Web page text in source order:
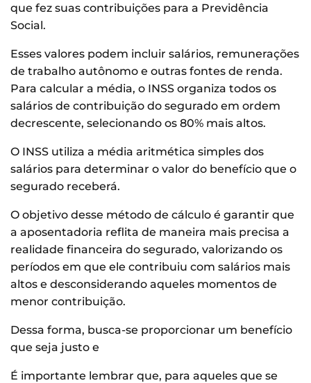
que fez suas contribuições para a Previdência
Social.
Esses valores podem incluir salários, remunerações
de trabalho autônomo e outras fontes de renda.
Para calcular a média, o INSS organiza todos os
salários de contribuição do segurado em ordem
decrescente, selecionando os 80% mais altos.
O INSS utiliza a média aritmética simples dos
salários para determinar o valor do benefício que o
segurado receberá.
O objetivo desse método de cálculo é garantir que
a aposentadoria reflita de maneira mais precisa a
realidade financeira do segurado, valorizando os
períodos em que ele contribuiu com salários mais
altos e desconsiderando aqueles momentos de
menor contribuição.
Dessa forma, busca-se proporcionar um benefício
que seja justo e
É importante lembrar que, para aqueles que se